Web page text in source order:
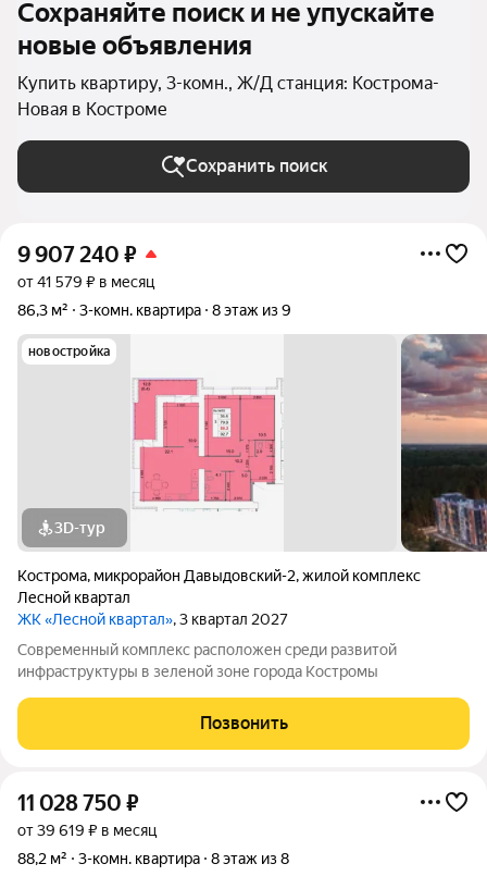
Сохраняйте поиск и не упускайте
новые объявления
Купить квартиру, 3-комн., Ж/Д станция: Кострома-
Новая в Костроме
Сохранить поиск
9 907 240 ₽
от 41 579 ₽ в месяц
86,3 м²
3-комн. квартира 8 этаж из 9
новостройка
3D-тур
Кострома, микрорайон Давыдовский-2,жилой комплекс
Лесной квартал
ЖК «Лесной квартал», 3 квартал 2027
Современный комплекс расположен среди развитой
инфраструктуры в зеленой зоне города Костромы
Позвонить
11 028 750 ₽
от 39 619 ₽ в месяц
88,2 м²
3-комн. квартира 8 этаж из 8